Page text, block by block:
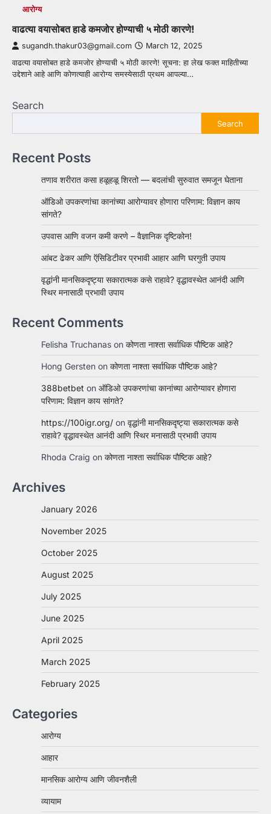
आरोग्य
वाढत्या वयासोबत हाडे कमजोर होण्याची ५ मोठी कारणे!
sugandh.thakur03@gmail.com March 12, 2025
वाढत्या वयासोबत हाडे कमजोर होण्याची ५ मोठी कारणे! सूचना: हा लेख फक्त माहितीच्या
उद्देशाने आहे आणि कोणत्याही आरोग्य समस्येसाठी प्रथम आपल्या…
Search
Search
Recent Posts
तणाव शरीरात कसा हळूहळू शिरतो — बदलांची सुरुवात समजून घेताना
ऑडिओ उपकरणांचा कानांच्या आरोग्यावर होणारा परिणाम: विज्ञान काय
सांगते?
उपवास आणि वजन कमी करणे – वैज्ञानिक दृष्टिकोन!
आंबट ढेकर आणि ऍसिडिटीवर प्रभावी आहार आणि घरगुती उपाय
वृद्धांनी मानसिकदृष्ट्या सकारात्मक कसे राहावे? वृद्धावस्थेत आनंदी आणि
स्थिर मनासाठी प्रभावी उपाय
Recent Comments
Felisha Truchanas on कोणता नाश्ता सर्वाधिक पौष्टिक आहे?
Hong Gersten on कोणता नाश्ता सर्वाधिक पौष्टिक आहे?
388betbet on ऑडिओ उपकरणांचा कानांच्या आरोग्यावर होणारा
परिणाम: विज्ञान काय सांगते?
https://100igr.org/ on वृद्धांनी मानसिकदृष्ट्या सकारात्मक कसे
राहावे? वृद्धावस्थेत आनंदी आणि स्थिर मनासाठी प्रभावी उपाय
Rhoda Craig on कोणता नाश्ता सर्वाधिक पौष्टिक आहे?
Archives
January 2026
November 2025
October 2025
August 2025
July 2025
June 2025
April 2025
March 2025
February 2025
Categories
आरोग्य
आहार
मानसिक आरोग्य आणि जीवनशैली
व्यायाम